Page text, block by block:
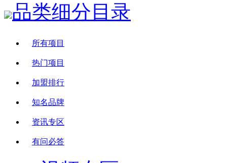
品类细分目录
所有项目
热门项目
加盟排行
知名品牌
资讯专区
有问必答